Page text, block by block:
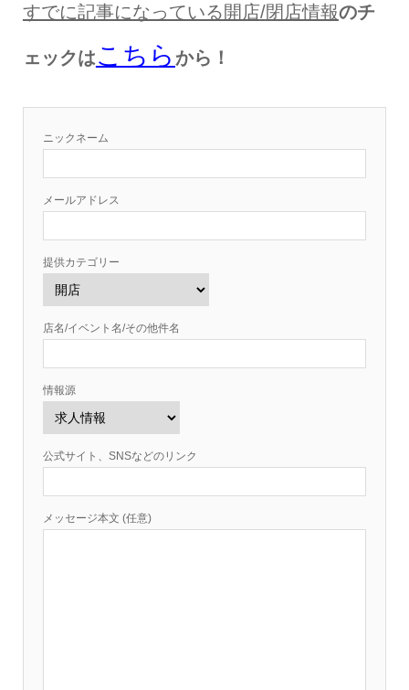
すでに記事になっている開店/閉店情報のチ
ェックはこちら から！
ニックネーム
メールアドレス
提供カテゴリー
店名/イベント名/その他件名
情報源
公式サイト、SNSなどのリンク
メッセージ本文 (任意)